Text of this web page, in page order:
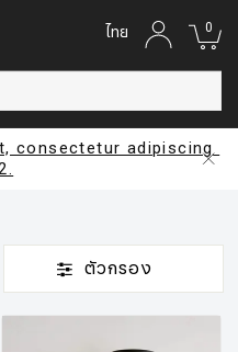
ไทย 0
consectetur adipiscing
ตัวกรอง